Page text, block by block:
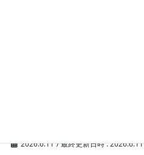
2026.6.11 / 最終更新日時 :2026.6.11